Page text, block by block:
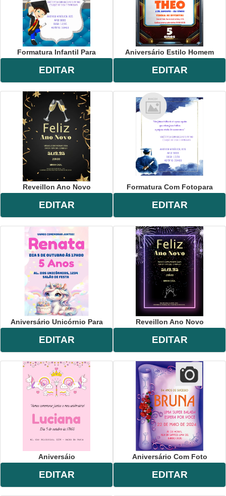
Formatura Infantil Para
EDITAR
Aniversário Estilo Homem
EDITAR
Reveillon Ano Novo
EDITAR
Formatura Com Fotopara
EDITAR
Aniversário Unicórnio Para
EDITAR
Reveillon Ano Novo
EDITAR
Aniversáio
EDITAR
Aniversário Com Foto
EDITAR